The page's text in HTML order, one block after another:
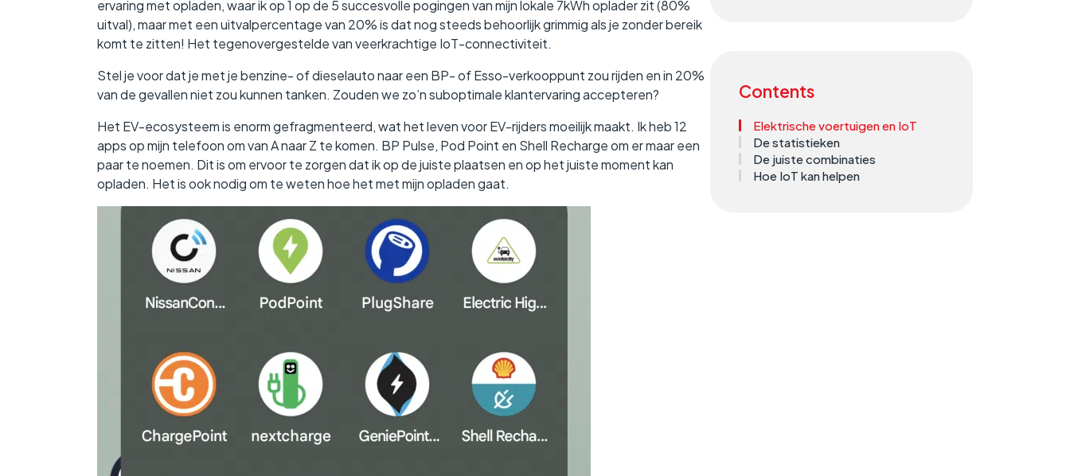
ervaring met opladen, waar ik op 1 op de 5 succesvolle pogingen van mijn lokale 7kWh oplader zit (80%
uitval), maar met een uitvalpercentage van 20% is dat nog steeds behoorlijk grimmig als je zonder bereik
komt te zitten! Het tegenovergestelde van veerkrachtige IoT-connectiviteit.
Stel je voor dat je met je benzine- of dieselauto naar een BP- of Esso-verkooppunt zou rijden en in 20%
van de gevallen niet zou kunnen tanken. Zouden we zo’n suboptimale klantervaring accepteren?
Het EV-ecosysteem is enorm gefragmenteerd, wat het leven voor EV-rijders moeilijk maakt. Ik heb 12
apps op mijn telefoon om van A naar Z te komen. BP Pulse, Pod Point en Shell Recharge om er maar een
paar te noemen. Dit is om ervoor te zorgen dat ik op de juiste plaatsen en op het juiste moment kan
opladen. Het is ook nodig om te weten hoe het met mijn opladen gaat.
Contents
Elektrische voertuigen en IoT
De statistieken
De juiste combinaties
Hoe IoT kan helpen